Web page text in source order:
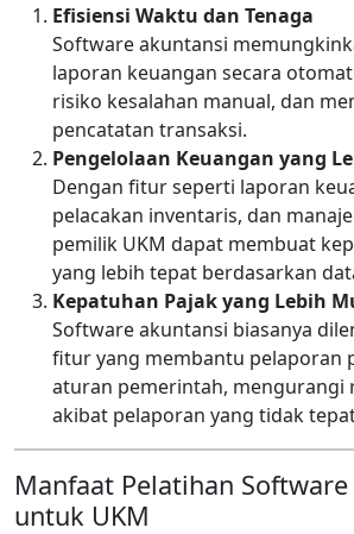
Efisiensi Waktu dan Tenaga
Software akuntansi
laporan keuangan secara
risiko kesalahan manual, dan
pencatatan transaksi.
Pengelolaan Keuangan yang
Dengan fitur seperti laporan
pelacakan inventaris, dan
pemilik UKM dapat membuat
yang lebih tepat berdasarkan
Kepatuhan Pajak yang Lebih
Software akuntansi biasanya
fitur yang membantu pelaporan
aturan pemerintah, mengurangi
akibat pelaporan yang tidak
Manfaat Pelatihan
untuk UKM